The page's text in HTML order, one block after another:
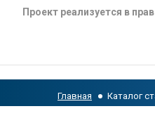
Проект реализуется в
Главная Каталог